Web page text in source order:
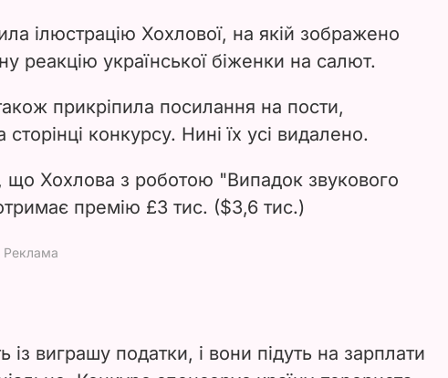
i
d
e
o
ілюстрацію Хохлової, на якій зображено
реакцію української біженки на салют.
прикріпила посилання на пости,
сторінці конкурсу. Нині їх усі видалено.
що Хохлова з роботою "Випадок звукового
премію £3 тис. ($3,6 тис.)
із виграшу податки, і вони підуть на зарплати